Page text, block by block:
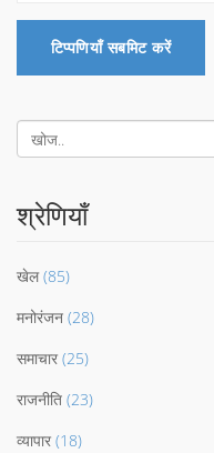
टिप्पणियाँ सबमिट करें
श्रेणियाँ
खेल (85)
मनोरंजन (28)
समाचार (25)
राजनीति (23)
व्यापार (18)